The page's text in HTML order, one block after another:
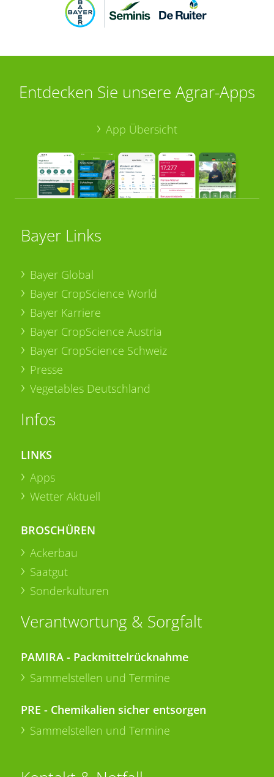
Entdecken Sie unsere Agrar-Apps
App Übersicht
Bayer Links
Bayer Global
Bayer CropScience World
Bayer Karriere
Bayer CropScience Austria
Bayer CropScience Schweiz
Presse
Vegetables Deutschland
Infos
LINKS
Apps
Wetter Aktuell
BROSCHÜREN
Ackerbau
Saatgut
Sonderkulturen
Verantwortung & Sorgfalt
PAMIRA - Packmittelrücknahme
Sammelstellen und Termine
PRE - Chemikalien sicher entsorgen
Sammelstellen und Termine